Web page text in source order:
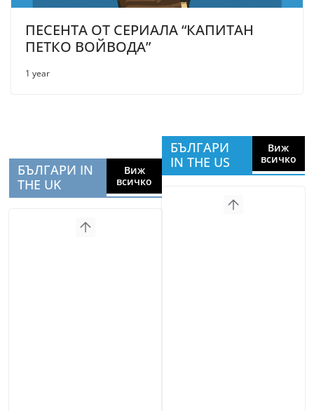
ПЕСЕНТА ОТ СЕРИАЛА “КАПИТАН
ПЕТКО ВОЙВОДА”
1 year
БЪЛГАРИ IN
THE UK
Виж
всичко
БЪЛГАРИ
IN THE US
Виж
всичко